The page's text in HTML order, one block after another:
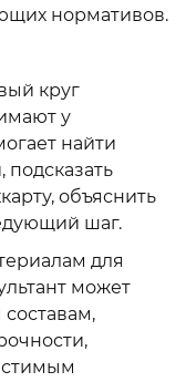
нормативов.
круг
у
найти
подсказать
объяснить
шаг.
для
может